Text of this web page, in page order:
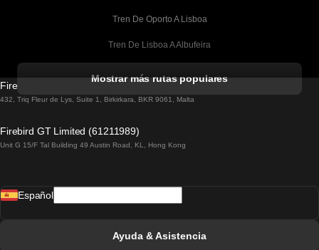
Tren De Oporto A Lisboa
Tren De Lisboa A Albufeira
Tren De Lisboa A Lagos
Tren De Lisboa A Madrid
Mostrar más rutas populares
Firebird GT Limited (OC 1451)
432, Triq Fleur de Lys, Suite 1, Birkirkara, BKR 9061, Malta
Firebird GT Limited (61211989)
Unit G 15/F Tal Building 49 Austin Road, KL, Hong Kong
Español
Ayuda & Asistencia